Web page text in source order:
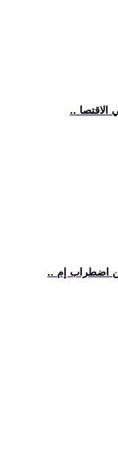
الاقتصا
اضطراب إم